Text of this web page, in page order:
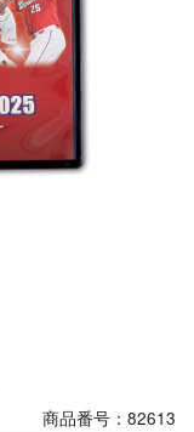
商品番号：82613